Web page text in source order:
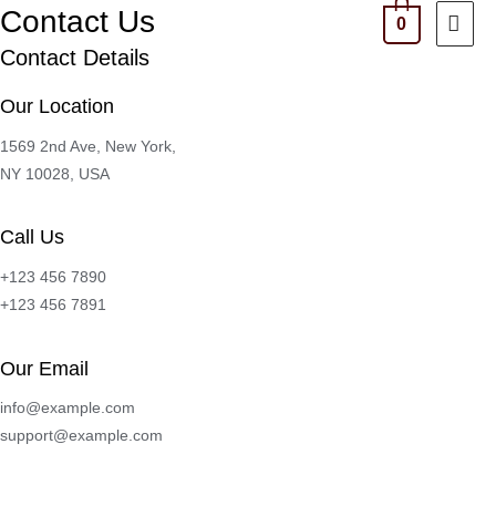
Ir
contenido
0
Contact Us
Contact Details
Our Location
1569 2nd Ave, New York,
NY 10028, USA​
Call Us
+123 456 7890
+123 456 7891
Our Email
info@example.com
support@example.com